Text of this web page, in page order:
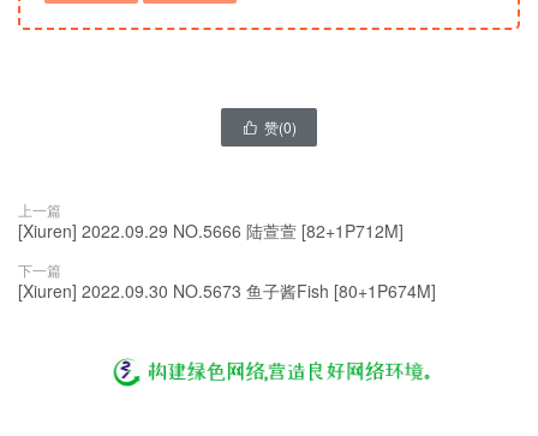
 赞(0)
上一篇
[Xiuren] 2022.09.29 NO.5666 陆萱萱 [82+1P712M]
下一篇
[Xiuren] 2022.09.30 NO.5673 鱼子酱Fish [80+1P674M]